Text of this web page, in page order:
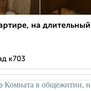
на
к703